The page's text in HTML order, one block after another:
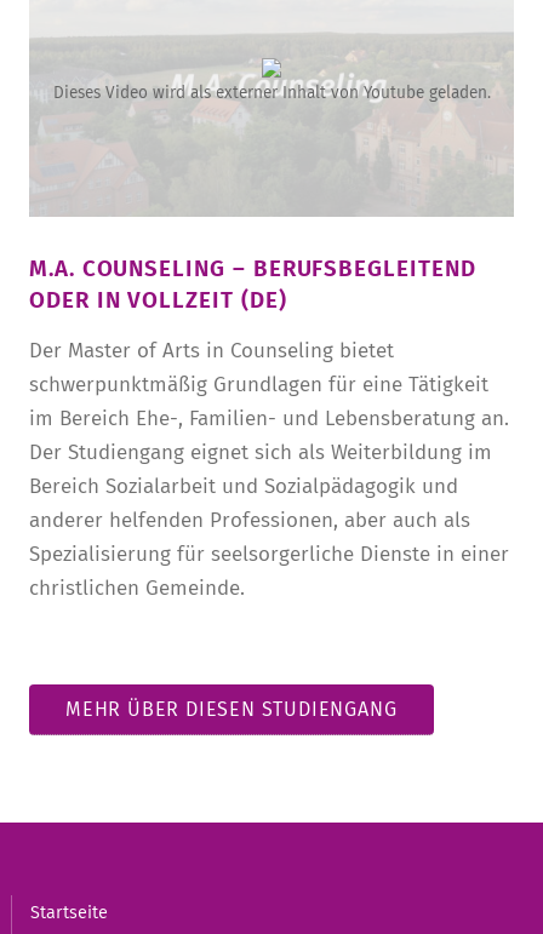
Dieses Video wird als externer Inhalt von Youtube geladen.
M.A. COUNSELING – BERUFSBEGLEITEND
ODER IN VOLLZEIT (DE)
Der Master of Arts in Counseling bietet
schwerpunktmäßig Grundlagen für eine Tätigkeit
im Bereich Ehe-, Familien- und Lebensberatung an.
Der Studiengang eignet sich als Weiterbildung im
Bereich Sozialarbeit und Sozialpädagogik und
anderer helfenden Professionen, aber auch als
Spezialisierung für seelsorgerliche Dienste in einer
christlichen Gemeinde.
MEHR ÜBER DIESEN STUDIENGANG
Startseite